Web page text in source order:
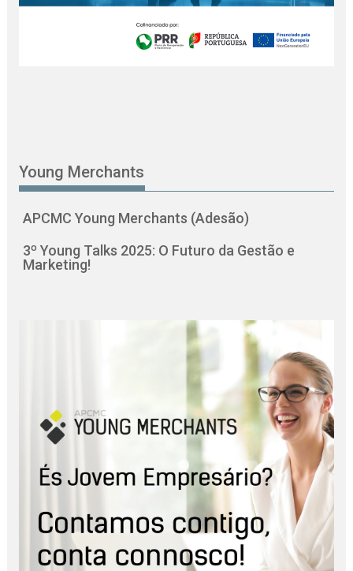
Young Merchants
APCMC Young Merchants (Adesão)
3º Young Talks 2025: O Futuro da Gestão e
Marketing!